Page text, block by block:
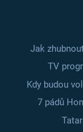
Jak
TV
Kdy budou
7 pádů